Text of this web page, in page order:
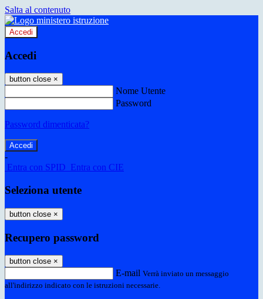
Salta al contenuto
Accedi
Accedi
button close ×
Nome Utente
Password
Password dimenticata?
-
Entra con SPID Entra con CIE
Seleziona utente
button close ×
Recupero password
button close ×
E-mail Verrà inviato un messaggio
all'indirizzo indicato con le istruzioni necessarie.